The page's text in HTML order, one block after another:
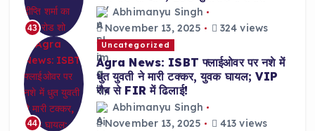
43
Abhimanyu Singh
November 13, 2025
324 views
44
Uncategorized
Agra News: ISBT फ्लाईओवर पर नशे में
धुत युवती ने मारी टक्कर, युवक घायल; VIP
रौब से FIR में ढिलाई!
Abhimanyu Singh
November 13, 2025
413 views